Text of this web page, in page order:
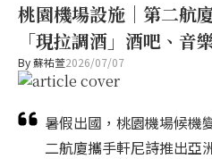
桃園機場設施｜第二航
「現拉調酒」酒吧、音
By蘇祐萱2026/07/07
暑假出國，桃園機場候機
二航廈攜手軒尼詩推出亞